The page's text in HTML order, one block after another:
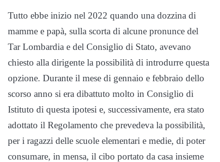
Tutto ebbe inizio nel 2022 quando una dozzina di
mamme e papà, sulla scorta di alcune pronunce del
Tar Lombardia e del Consiglio di Stato, avevano
chiesto alla dirigente la possibilità di introdurre questa
opzione. Durante il mese di gennaio e febbraio dello
scorso anno si era dibattuto molto in Consiglio di
Istituto di questa ipotesi e, successivamente, era stato
adottato il Regolamento che prevedeva la possibilità,
per i ragazzi delle scuole elementari e medie, di poter
consumare, in mensa, il cibo portato da casa insieme